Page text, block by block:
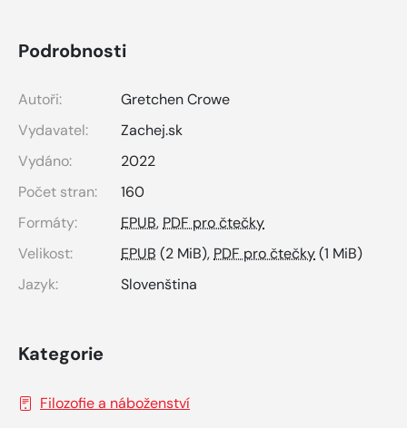
Podrobnosti
Autoři:
Gretchen Crowe
Vydavatel:
Zachej.sk
Vydáno:
2022
Počet stran:
160
Formáty:
EPUB, PDF pro čtečky
Velikost:
EPUB (2 MiB), PDF pro čtečky(1 MiB)
Jazyk:
Slovenština
Kategorie
Filozofie a náboženství